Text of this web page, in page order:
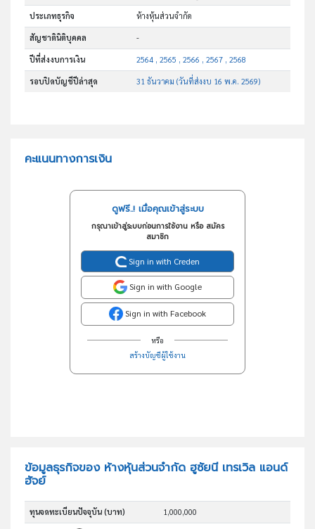
ประเภทธุรกิจ ห้างหุ้นส่วนจำกัด
สัญชาตินิติบุคคล -
ปีที่ส่งงบการเงิน 2564 , 2565 , 2566 , 2567 , 2568
รอบปิดบัญชีปีล่าสุด 31 ธันวาคม (วันที่ส่งงบ 16 พ.ค. 2569)
คะแนนทางการเงิน
ดูฟรี..! เมื่อคุณเข้าสู่ระบบ
กรุณาเข้าสู่ระบบก่อนการใช้งาน หรือ สมัคร
สมาชิก
Sign in with Creden
Sign in with Google
Sign in with Facebook
หรือ
สร้างบัญชีผู้ใช้งาน
ข้อมูลธุรกิจของ ห้างหุ้นส่วนจำกัด ฮูซัยนี เทรเวิล แอนด์
ฮัจย์
ทุนจดทะเบียนปัจจุบัน (บาท) 1,000,000